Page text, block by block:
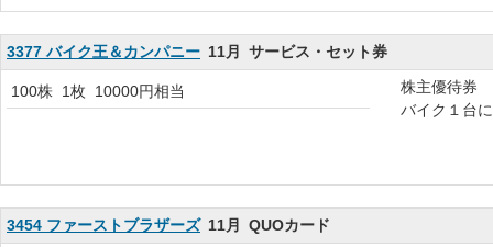
3377 バイク王＆カンパニー 11月 サービス・セット券
100株 1枚 10000円相当
株主優待券
バイク１台
3454 ファーストブラザーズ 11月 QUOカード